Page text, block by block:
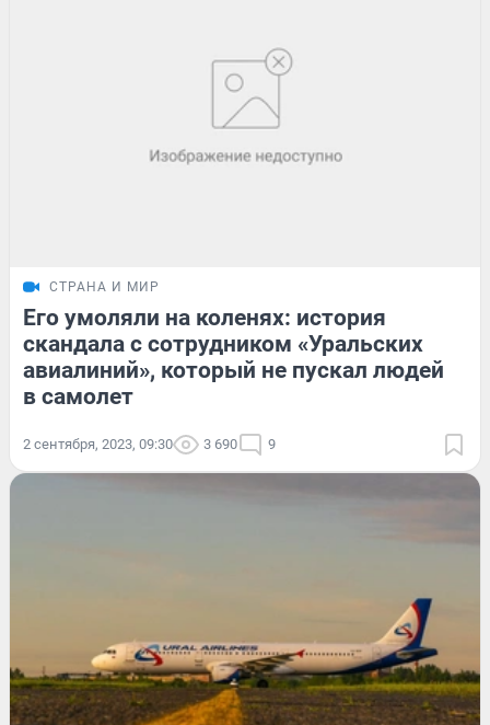
СТРАНА И МИР
Его умоляли на коленях: история
скандала с сотрудником «Уральских
авиалиний», который не пускал людей
в самолет
2 сентября, 2023, 09:30 3 690 9